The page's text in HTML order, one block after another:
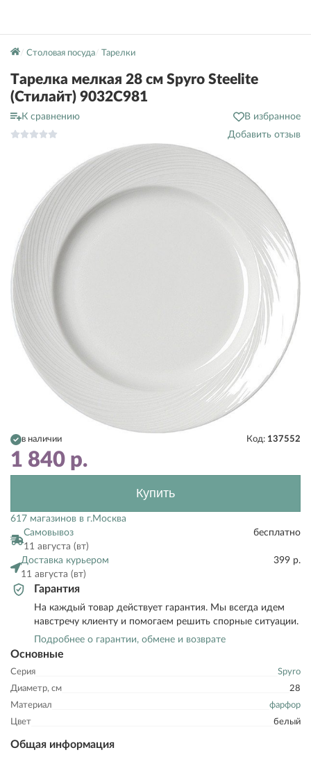
Столовая посуда Тарелки
Тарелка мелкая 28 см Spyro Steelite
(Стилайт) 9032C981
К сравнению
В избранное
Добавить отзыв
Основные
Серия
Spyro
Диаметр, см
28
Материал
фарфор
Цвет
белый
Общая информация
в наличии Код: 137552
1 840 р.
Купить
617 магазинов в г.Москва
Самовывоз
11 августа (вт)
бесплатно
Доставка курьером
11 августа (вт)
399 р.
Гарантия
На каждый товар действует гарантия. Мы всегда идем
навстречу клиенту и помогаем решить спорные ситуации.
Подробнее о гарантии, обмене и возврате